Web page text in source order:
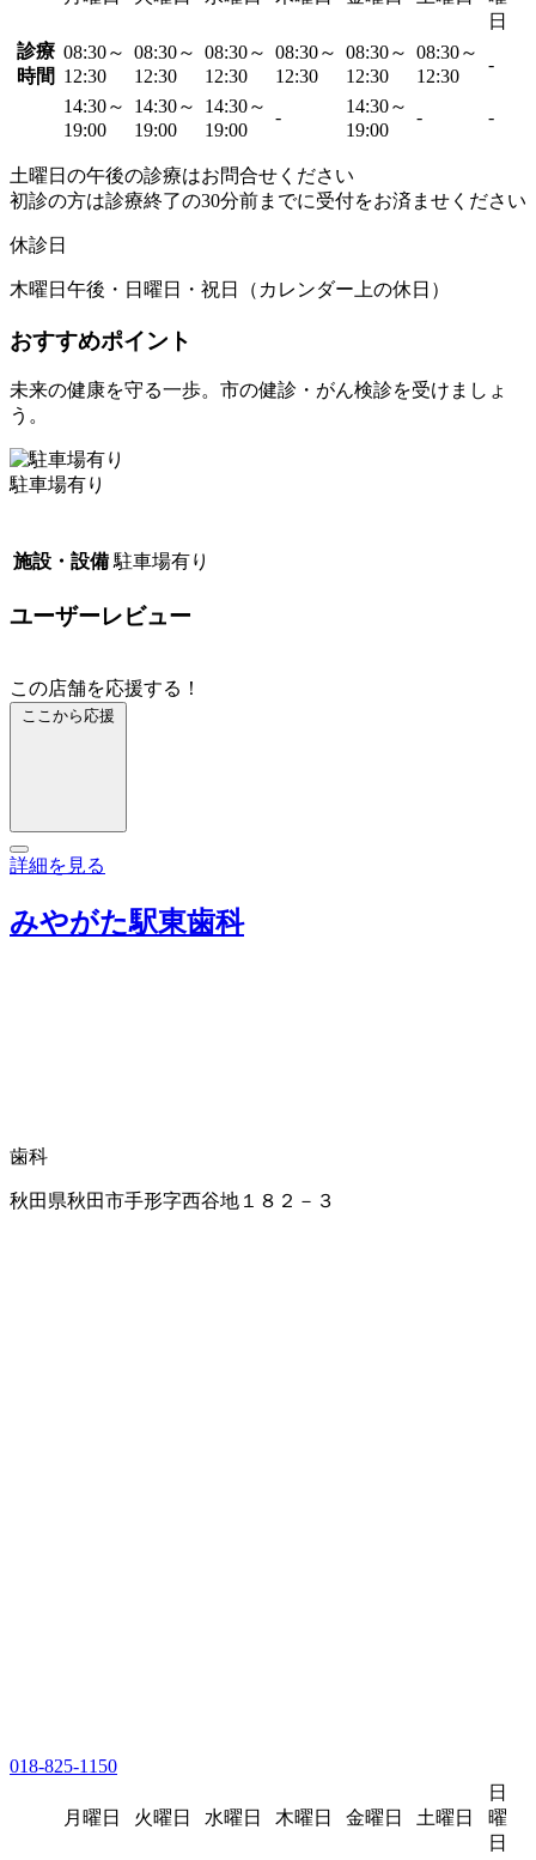
日
診療
時間
08:30～
12:30
08:30～
12:30
08:30～
12:30
08:30～
12:30
08:30～
12:30
08:30～
12:30
-
14:30～
19:00
14:30～
19:00
14:30～
19:00
-
14:30～
19:00
- -
土曜日の午後の診療はお問合せください
初診の方は診療終了の30分前までに受付をお済ませください
休診日
木曜日午後・日曜日・祝日（カレンダー上の休日）
おすすめポイント
未来の健康を守る一歩。市の健診・がん検診を受けましょ
う。
駐車場有り
施設・設備 駐車場有り
ユーザーレビュー
この店舗を応援する！
ここから応援
詳細を見る
みやがた駅東歯科
歯科
秋田県秋田市手形字西谷地１８２－３
018-825-1150
月曜日 火曜日 水曜日 木曜日 金曜日 土曜日
日
曜
日